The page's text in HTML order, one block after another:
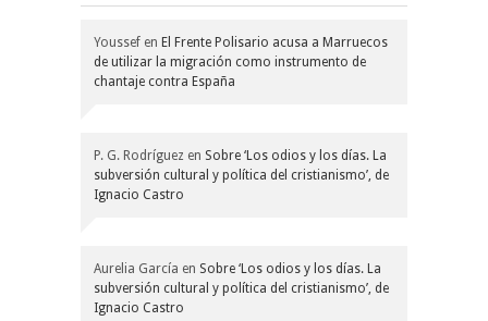
Youssef en El Frente Polisario acusa a Marruecos
de utilizar la migración como instrumento de
chantaje contra España
P. G. Rodríguez en Sobre ‘Los odios y los días. La
subversión cultural y política del cristianismo’, de
Ignacio Castro
Aurelia García en Sobre ‘Los odios y los días. La
subversión cultural y política del cristianismo’, de
Ignacio Castro